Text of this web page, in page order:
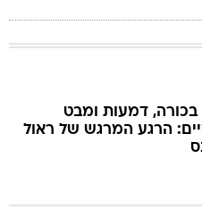
דמעות ומבט
הרגע המרגש של ראול